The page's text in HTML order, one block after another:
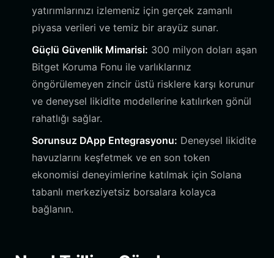
yatırımlarınızı izlemeniz için gerçek zamanlı
piyasa verileri ve temiz bir arayüz sunar.
Güçlü Güvenlik Mimarisi: 300 milyon doları aşan
Bitget Koruma Fonu ile varlıklarınız
öngörülemeyen zincir üstü risklere karşı korunur
ve deneysel likidite modellerine katılırken gönül
rahatlığı sağlar.
Sorunsuz DApp Entegrasyonu: Deneysel likidite
havuzlarını keşfetmek ve en son token
ekonomisi deneyimlerine katılmak için Solana
tabanlı merkeziyetsiz borsalara kolayca
bağlanın.